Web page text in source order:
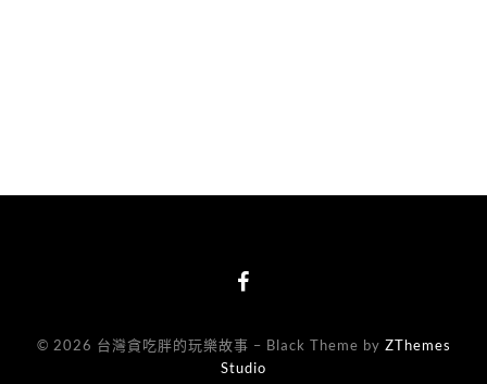
© 2026 台灣貪吃胖的玩樂故事 – Black Theme by ZThemes
Studio